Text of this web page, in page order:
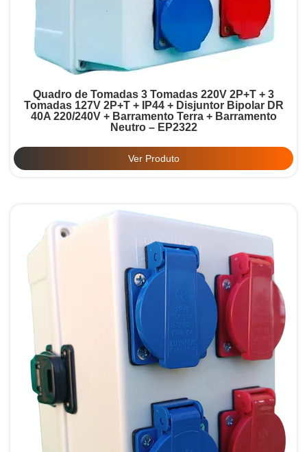
Quadro de Tomadas 3 Tomadas 220V 2P+T + 3
Tomadas 127V 2P+T + IP44 + Disjuntor Bipolar DR
40A 220/240V + Barramento Terra + Barramento
Neutro – EP2322
Ver Produto